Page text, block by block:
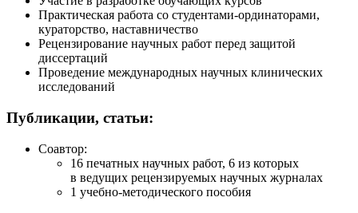
Практическая работа со студентами-ординаторами,
кураторство, наставничество
Рецензирование научных работ перед защитой
диссертаций
Проведение международных научных клинических
исследований
Публикации, статьи:
Соавтор:
16 печатных научных работ, 6 из которых
в ведущих рецензируемых научных журналах
1 учебно-методического пособия